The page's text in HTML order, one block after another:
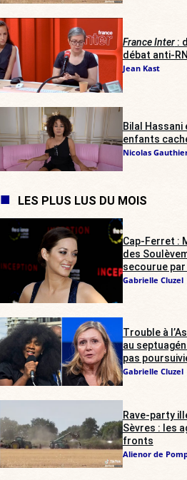
France Inter:
débat anti-
Jean Kast
Bilal Hassani
enfants
Nicolas
LES PLUS LUS DU MOIS
Cap-Ferret :
des
secourue
Gabrielle Cluzel
Trouble à
au
pas
Gabrielle Cluzel
Rave-party
Sèvres : les
fronts
Alienor de